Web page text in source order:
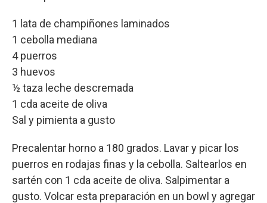
1 lata de champiñones laminados
1 cebolla mediana
4 puerros
3 huevos
½ taza leche descremada
1 cda aceite de oliva
Sal y pimienta a gusto
Precalentar horno a 180 grados. Lavar y picar los
puerros en rodajas finas y la cebolla. Saltearlos en
sartén con 1 cda aceite de oliva. Salpimentar a
gusto. Volcar esta preparación en un bowl y agregar